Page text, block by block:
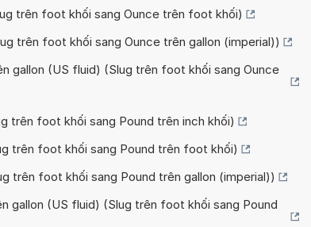
trên foot khối sang Ounce trên foot khối)
trên foot khối sang Ounce trên gallon (imperial))
gallon (US fluid) (Slug trên foot khối sang Ounce
trên foot khối sang Pound trên inch khối)
trên foot khối sang Pound trên foot khối)
trên foot khối sang Pound trên gallon (imperial))
gallon (US fluid) (Slug trên foot khối sang Pound